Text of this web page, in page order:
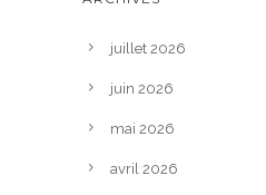
juillet 2026
juin 2026
mai 2026
avril 2026